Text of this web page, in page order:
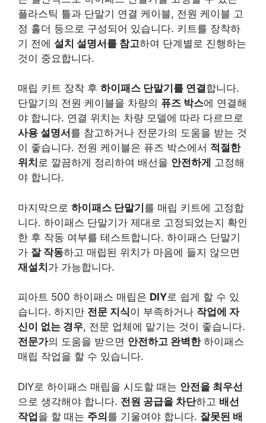
플라스틱 틀과 단말기 연결 케이블, 전원 케이블 고
정 홀더 등으로 구성되어 있습니다. 키트를 장착하
기 전에 설치 설명서를 참고하여 단계별로 진행하는
것이 중요합니다.
매립 키트 장착 후 하이패스 단말기를 연결합니다.
단말기의 전원 케이블을 차량의 퓨즈 박스에 연결해
야 합니다. 연결 위치는 차량 모델에 따라 다르므로
사용 설명서 를 참고하거나 전문가의 도움을 받는 것
이 좋습니다. 전원 케이블은 퓨즈 박스에서 적절한
위치 로 깔끔하게 정리하여 배선을 안전하게 고정해
야 합니다.
마지막으로 하이패스 단말기를 매립 키트에 고정합
니다. 하이패스 단말기가 제대로 고정되었는지 확인
한 후 작동 여부를 테스트합니다. 하이패스 단말기
가 잘 작동하고 매립된 위치가 마음에 들지 않으면
재설치가 가능합니다.
피아트 500 하이패스 매립은 DIY로 쉽게 할 수 있
습니다. 하지만 전문 지식이 부족하거나 작업에 자
신이 없는 경우, 전문 업체에 맡기는 것이 좋습니다.
전문가의 도움을 받으면 안전하고 완벽한하이패스
매립 작업을 할 수 있습니다.
DIY로 하이패스 매립을 시도할 때는 안전을 최우선
으로 생각해야 합니다. 전원 공급을 차단하고 배선
작업을 할 때는 주의를 기울여야 합니다. 잘못된 배